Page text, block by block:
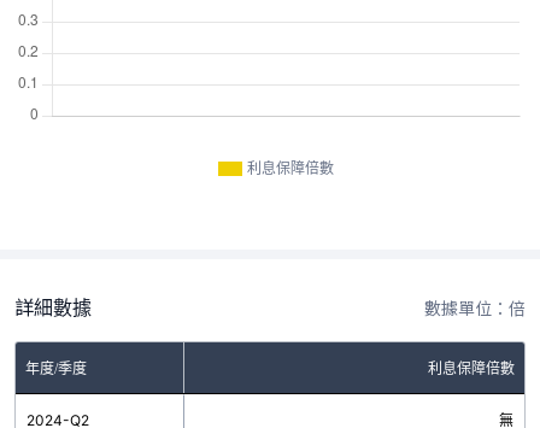
利息保障倍數
詳細數據 數據單位：倍
年度/季度 利息保障倍數
2024-Q2 無